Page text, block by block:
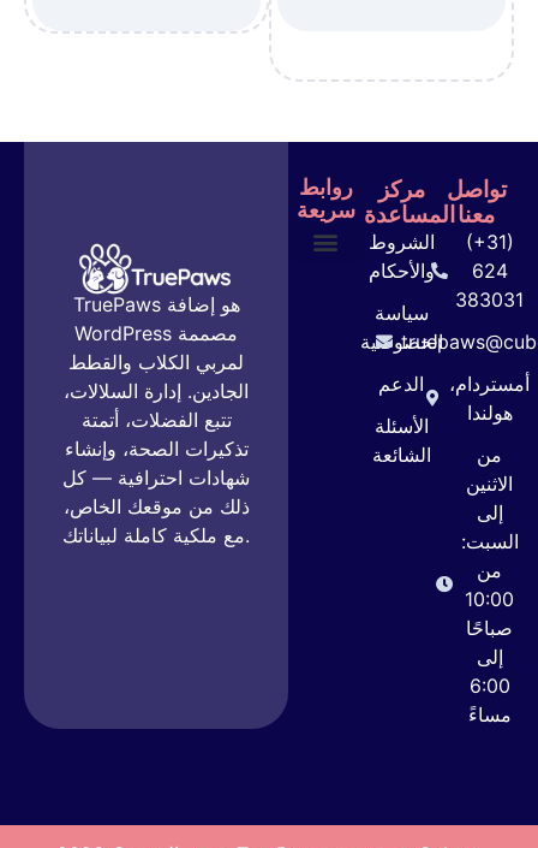
TruePaws هو إضافة
WordPress مصممة
لمربي الكلاب والقطط
الجادين. إدارة السلالات،
تتبع الفضلات، أتمتة
تذكيرات الصحة، وإنشاء
شهادات احترافية — كل
ذلك من موقعك الخاص،
مع ملكية كاملة لبياناتك.
روابط
سريعة
مركز
المساعدة
الشروط
والأحكام
سياسة
الخصوصية
الدعم
الأسئلة
الشائعة
تواصل
معنا
(+31)
624
383031
أمستردام،
هولندا
من
الاثنين
إلى
السبت:
من
10:00
صباحًا
إلى
6:00
مساءً